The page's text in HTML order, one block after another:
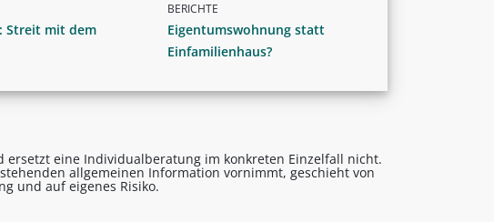
Streit mit dem
BERICHTE
Eigentumswohnung statt
Einfamilienhaus?
eine Individualberatung im konkreten Einzelfall nicht.
allgemeinen Information vornimmt, geschieht von
und auf eigenes Risiko.